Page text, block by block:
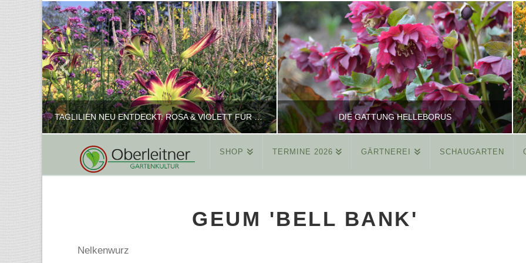
TAGLILIEN NEU ENTDECKT: ROSA & VIOLETT FÜR ROMANTISCHE PFLANZKOMBINATIONEN
REINHARD
FEBRUAR 16, 2025
DIE GATTUNG HELLEBORUS
REINHARD
MÄRZ 26, 2015
SHOP TERMINE 2026 GÄRTNEREI SCHAUGARTEN
GEUM 'BELL BANK'
Nelkenwurz